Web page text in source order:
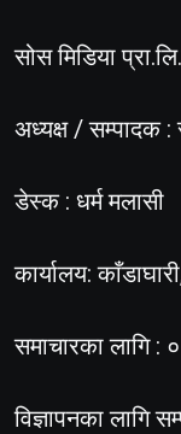
सोस मिडिया
अध्यक्ष / सम्पादक :
डेस्क : धर्म मलासी
कार्यालय:
समाचारका
विज्ञापनका